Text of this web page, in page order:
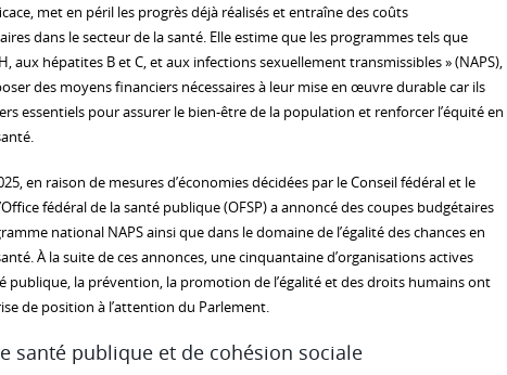
met en péril les progrès déjà réalisés et entraîne des coûts
dans le secteur de la santé. Elle estime que les programmes tels que
aux hépatites B et C, et aux infections sexuellement transmissibles » (NAPS),
des moyens financiers nécessaires à leur mise en œuvre durable car ils
essentiels pour assurer le bien-être de la population et renforcer l’équité en
en raison de mesures d’économies décidées par le Conseil fédéral et le
fédéral de la santé publique (OFSP) a annoncé des coupes budgétaires
national NAPS ainsi que dans le domaine de l’égalité des chances en
À la suite de ces annonces, une cinquantaine d’organisations actives
publique, la prévention, la promotion de l’égalité et des droits humains ont
de position à l’attention du Parlement.
santé publique et de cohésion sociale